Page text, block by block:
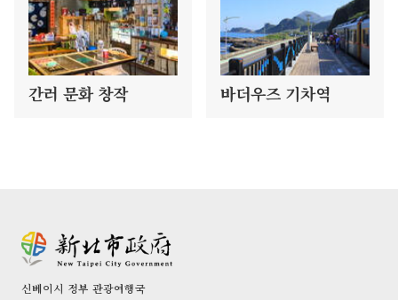
간러 문화 창작 바더우즈 기차역
신베이시 정부 관광여행국